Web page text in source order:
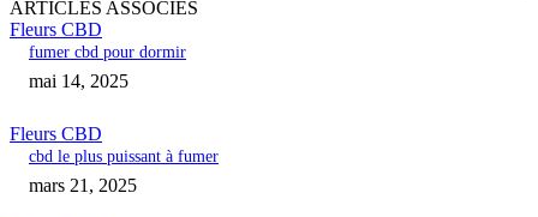
ARTICLES ASSOCIÉS
Fleurs CBD
fumer cbd pour dormir
mai 14, 2025
Fleurs CBD
cbd le plus puissant à fumer
mars 21, 2025